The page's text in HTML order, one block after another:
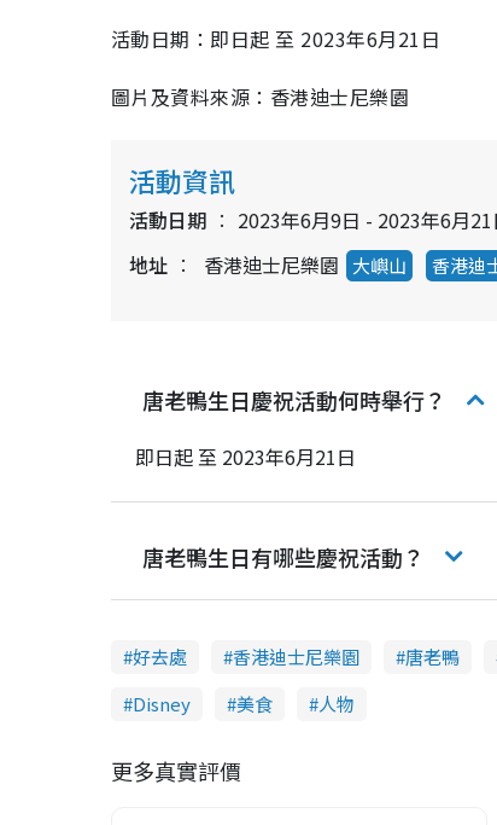
活動日期：即日起 至 2023年6月21日
圖片及資料來源：香港迪士尼樂園
活動資訊
活動日期
2023年6月9日 - 2023年6月21
地址
香港迪士尼樂園 大嶼山 香港迪
唐老鴨生日慶祝活動何時舉行？
即日起 至 2023年6月21日
唐老鴨生日有哪些慶祝活動？
好去處 香港迪士尼樂園 唐老鴨
Disney
美食 人物
更多真實評價